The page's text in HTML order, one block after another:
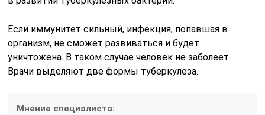
Если иммунитет сильный, инфекция, попавшая в
организм, не сможет развиваться и будет
уничтожена. В таком случае человек не заболеет.
Врачи выделяют две формы туберкулеза.
Мнение специалиста: